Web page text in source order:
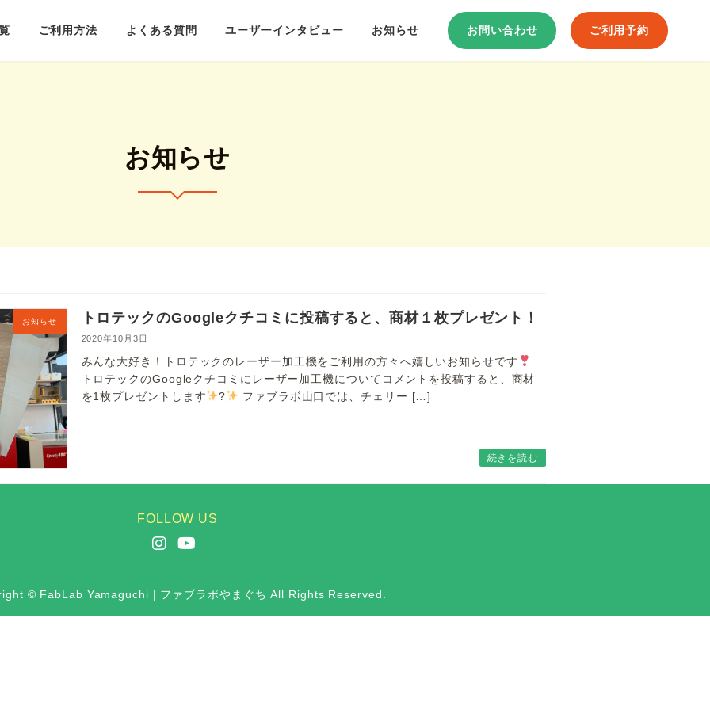
ご利用方法 よくある質問 ユーザーインタビュー お知らせ お問い合わせ ご利用予約
お知らせ
お知らせ トロテックのGoogleクチコミに投稿すると、商材１枚プレゼント！
2020年10月3日
みんな大好き！トロテックのレーザー加工機をご利用の方々へ嬉しいお知らせです
トロテックのGoogleクチコミにレーザー加工機についてコメントを投稿すると、商材
を1枚プレゼントします
? ファブラボ山口では、チェリー […]
続きを読む
FOLLOW US
© FabLab Yamaguchi | ファブラボやまぐち All Rights Reserved.